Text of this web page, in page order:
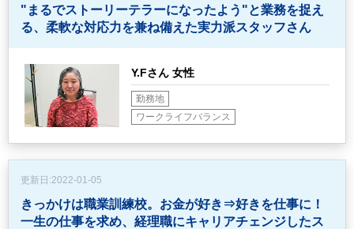
"まるでストーリーテラーになったよう"と業務を捉え
る、 柔軟な対応力を兼ね備えた実力派スタッフさん
Y.Fさん 女性
勤務地
ワークライフバランス
更新日:2022-01-05
きっかけは職業訓練校。お金が好き⇒好きを仕事に！
一生の仕事を求め、経理職にキャリアチェンジしたス